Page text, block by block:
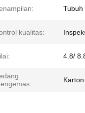
Tubuh
kualitas:
4.8/